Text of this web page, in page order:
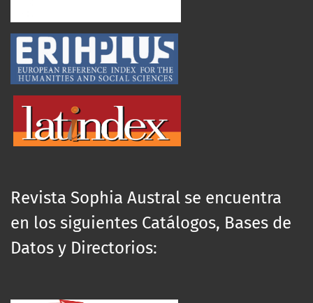
Revista Sophia Austral se encuentra
en los siguientes Catálogos, Bases de
Datos y Directorios: